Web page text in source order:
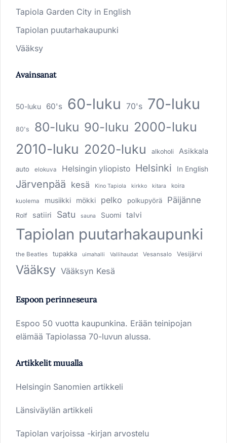
Tapiola Garden City in English
Tapiolan puutarhakaupunki
Vääksy
Avainsanat
50-luku 60's 60-luku 70's 70-luku
80's 80-luku 90-luku 2000-luku
2010-luku 2020-luku alkoholi Asikkala
auto elokuva Helsingin yliopisto Helsinki In English
Järvenpää kesä Kino Tapiola kirkko kitara koira
kuolema musiikki mökki pelko polkupyörä Päijänne
Rolf satiiri Satu sauna Suomi talvi
Tapiolan puutarhakaupunki
the Beatles tupakka uimahalli Vallihaudat Vesansalo Vesijärvi
Vääksy Vääksyn Kesä
Espoon perinneseura
Espoo 50 vuotta kaupunkina. Erään teinipojan
elämää Tapiolassa 70-luvun alussa.
Artikkelit muualla
Helsingin Sanomien artikkeli
Länsiväylän artikkeli
Tapiolan varjoissa -kirjan arvostelu